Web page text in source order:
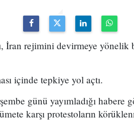
İran rejimini devirmeye yönelik
içinde tepkiye yol açtı.
günü yayımladığı habere
karşı protestoların